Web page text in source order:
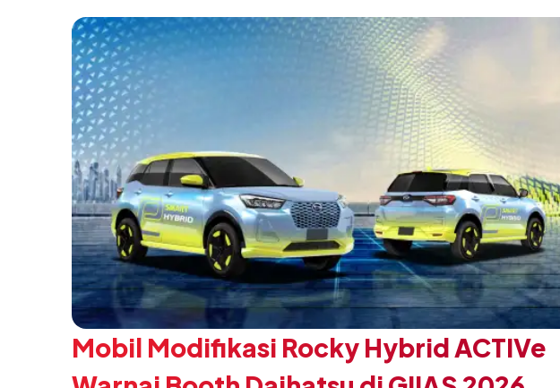
pada 5 Agustus 2026.
Mobil Modifikasi Rocky Hybrid ACTIVe